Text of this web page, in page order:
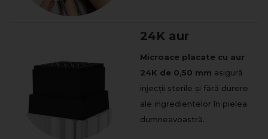
24K aur
Microace placate cu aur
24K de 0,50 mm asigură
injecții sterile și fără durere
ale ingredientelor în pielea
dumneavoastră.